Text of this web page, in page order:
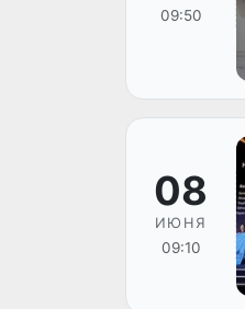
09:50
08
ИЮНЯ
09:10